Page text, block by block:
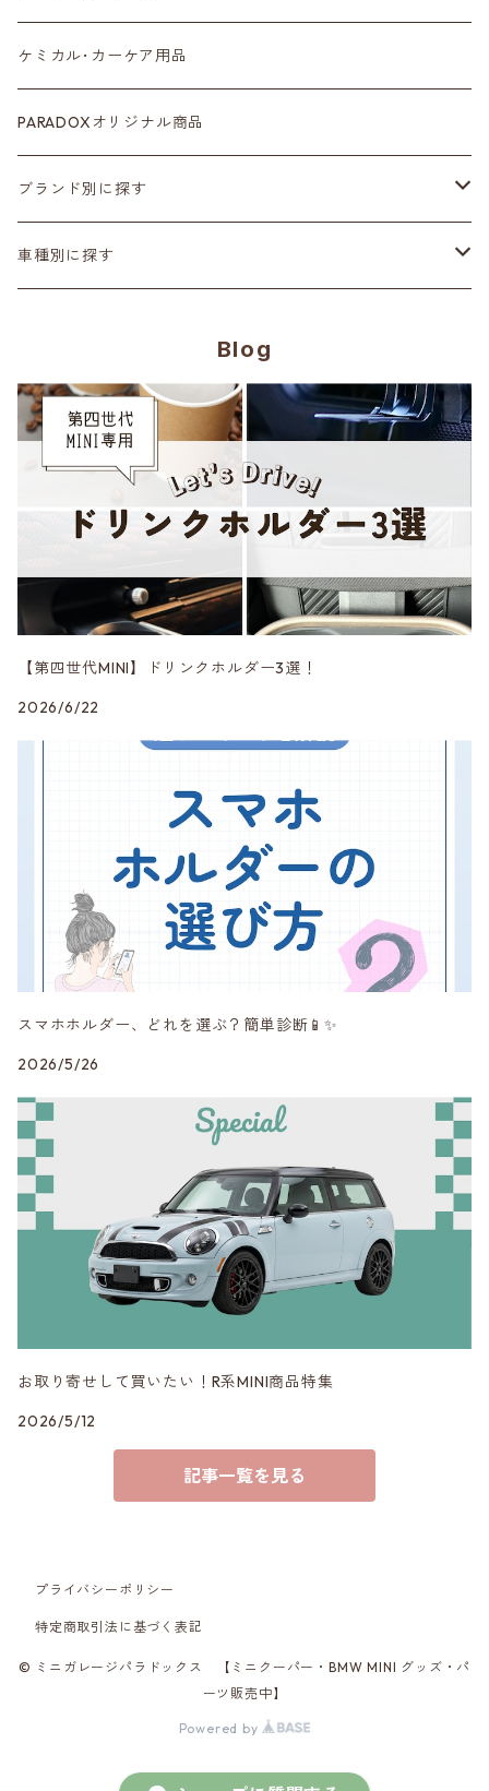
ルームミラー
カラーシートベルト
カーボン
ステアリング
CABANA
CRAFTPLUS
フロアマット
タイヤ
ホイール
サスペンション･車高調
ヘッドランプ
ブラックアウト
カーボン
ケミカル･カーケア用品
PARADOXオリジナル商品
ブランド別に探す
Adam’ｓ Polishes
Amistad leather
CABANA
CRAFTPLUS
CRAVEN SPEED
DuelL AG
Peak Design
RAYS
Studie AG
3DDesign
車種別に探す
第二世代 R55~61
第三世代 F54/55/56/57/60
第四世代 F65/66/67・J01/05・U25
Blog
【第四世代MINI】ドリンクホルダー3選！
2026/6/22
スマホホルダー、どれを選ぶ？簡単診断📱✨
2026/5/26
お取り寄せして買いたい！R系MINI商品特集
2026/5/12
記事一覧を見る
プライバシーポリシー
特定商取引法に基づく表記
© ミニガレージパラドックス 【ミニクーパー・BMW MINI グッズ・パ
ーツ販売中】
Powered by